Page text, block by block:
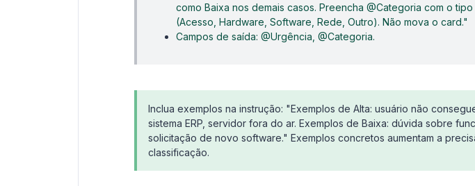
como Baixa nos demais casos. Preencha @Categoria com o
(Acesso, Hardware, Software, Rede, Outro). Não mova o card."
Campos de saída: @Urgência, @Categoria.
Inclua exemplos na instrução: "Exemplos de Alta: usuário não
sistema ERP, servidor fora do ar. Exemplos de Baixa: dúvida sobre
solicitação de novo software." Exemplos concretos aumentam a
classificação.